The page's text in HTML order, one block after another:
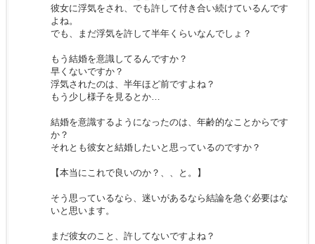
彼女に浮気をされ、でも許して付き合い続けているんです
よね。
でも、まだ浮気を許して半年くらいなんでしょ？
もう結婚を意識してるんですか？
早くないですか？
浮気されたのは、半年ほど前ですよね？
もう少し様子を見るとか…
結婚を意識するようになったのは、年齢的なことからです
か？
それとも彼女と結婚したいと思っているのですか？
【本当にこれで良いのか？、、と。】
そう思っているなら、迷いがあるなら結論を急ぐ必要はな
いと思います。
まだ彼女のこと、許してないですよね？